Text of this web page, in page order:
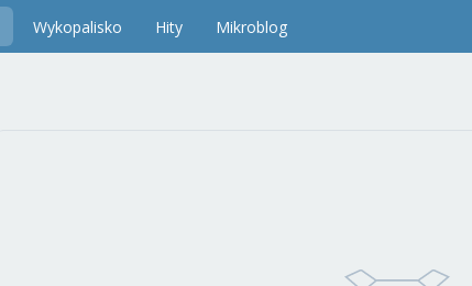
Wykopalisko Hity Mikroblog